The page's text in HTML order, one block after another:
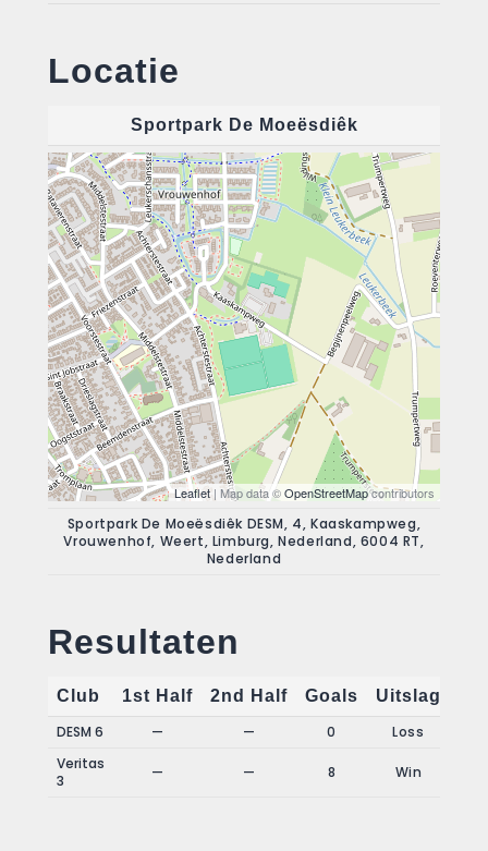
Locatie
Sportpark De Moeësdiêk
Leaflet | Map data ©OpenStreetMapcontributors
Sportpark De Moeësdiêk DESM, 4, Kaaskampweg,
Vrouwenhof, Weert, Limburg, Nederland, 6004 RT,
Nederland
Resultaten
Club 1st Half 2nd Half Goals
Uitslag
DESM 6
— — 0
Loss
Veritas
3
— — 8 Win